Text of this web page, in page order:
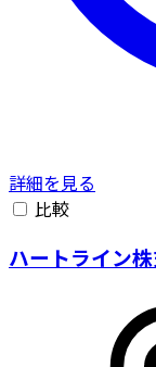
詳細を見る
比較
ハートライン